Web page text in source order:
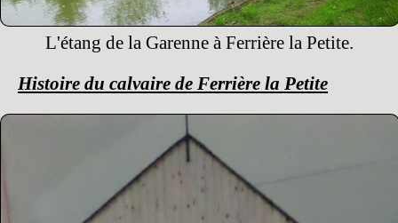
L'étang de la Garenne à Ferrière la Petite.
Histoire du calvaire de Ferrière la Petite